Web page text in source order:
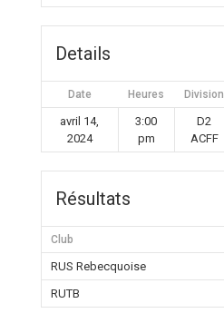
Details
Date Heures Division
avril 14,
2024
3:00
pm
D2
ACFF
Résultats
Club
RUS Rebecquoise
RUTB